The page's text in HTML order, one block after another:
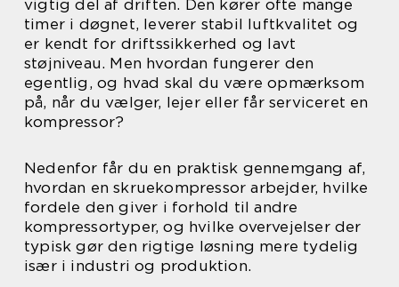
vigtig del af driften. Den kører ofte mange
timer i døgnet, leverer stabil luftkvalitet og
er kendt for driftssikkerhed og lavt
støjniveau. Men hvordan fungerer den
egentlig, og hvad skal du være opmærksom
på, når du vælger, lejer eller får serviceret en
kompressor?
Nedenfor får du en praktisk gennemgang af,
hvordan en skruekompressor arbejder, hvilke
fordele den giver i forhold til andre
kompressortyper, og hvilke overvejelser der
typisk gør den rigtige løsning mere tydelig
især i industri og produktion.